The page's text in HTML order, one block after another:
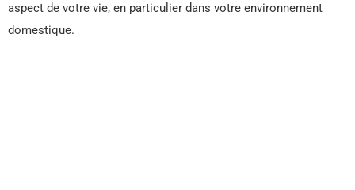
aspect de votre vie, en particulier dans votre environnement
domestique.